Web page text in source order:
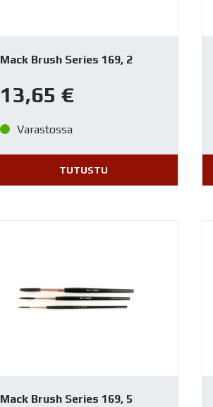
Mack Brush Series 169, 2
13,65 €
Varastossa
TUTUSTU
Mack Brush Series 169, 5